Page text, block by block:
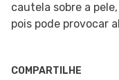
cautela sobre a
pois pode provocar
COMPARTILHE